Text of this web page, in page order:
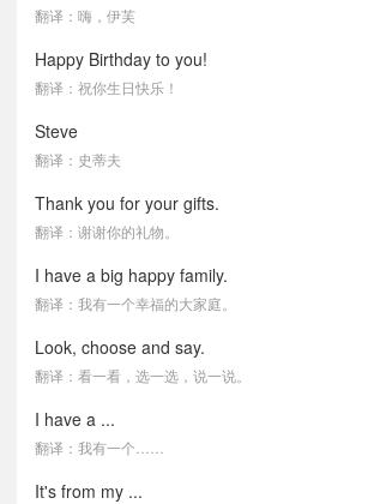
翻译：嗨，伊芙
Happy Birthday to you!
翻译：祝你生日快乐！
Steve
翻译：史蒂夫
Thank you for your gifts.
翻译：谢谢你的礼物。
I have a big happy family.
翻译：我有一个幸福的大家庭。
Look, choose and say.
翻译：看一看，选一选，说一说。
I have a ...
翻译：我有一个……
It's from my ...